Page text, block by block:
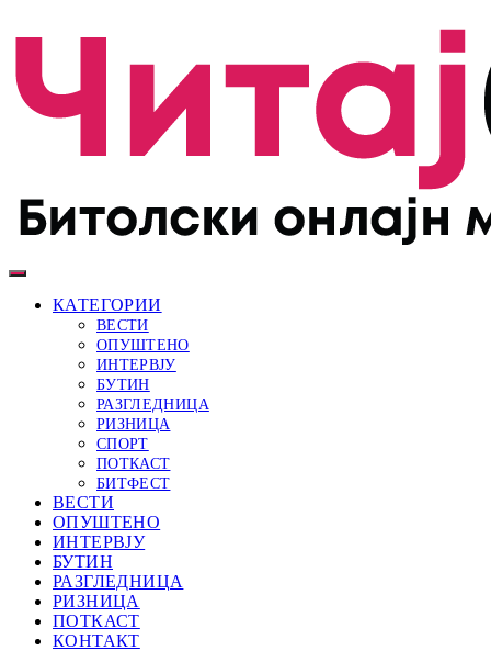
КАТЕГОРИИ
ВЕСТИ
ОПУШТЕНО
ИНТЕРВЈУ
БУТИН
РАЗГЛЕДНИЦА
РИЗНИЦА
СПОРТ
ПОТКАСТ
БИТФЕСТ
ВЕСТИ
ОПУШТЕНО
ИНТЕРВЈУ
БУТИН
РАЗГЛЕДНИЦА
РИЗНИЦА
ПОТКАСТ
КОНТАКТ